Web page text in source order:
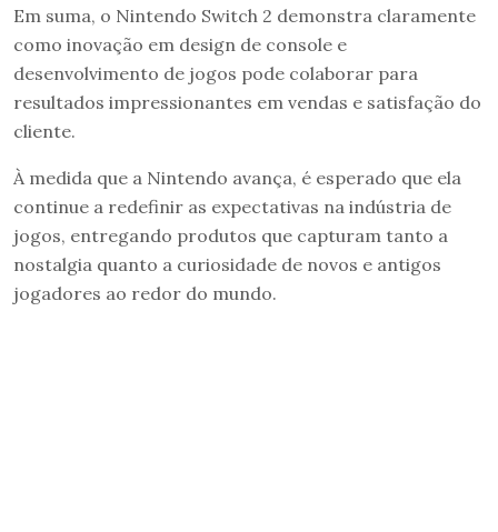
Em suma, o Nintendo Switch 2 demonstra claramente
como inovação em design de console e
desenvolvimento de jogos pode colaborar para
resultados impressionantes em vendas e satisfação do
cliente.
À medida que a Nintendo avança, é esperado que ela
continue a redefinir as expectativas na indústria de
jogos, entregando produtos que capturam tanto a
nostalgia quanto a curiosidade de novos e antigos
jogadores ao redor do mundo.